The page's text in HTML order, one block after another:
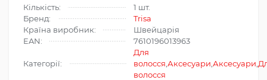
Кількість:
1 шт.
Бренд:
Trisa
Країна виробник:
Швейцарія
EAN:
7610196013963
Категорії:
Для
волосся,Аксесуари,Аксесуари,
волосся